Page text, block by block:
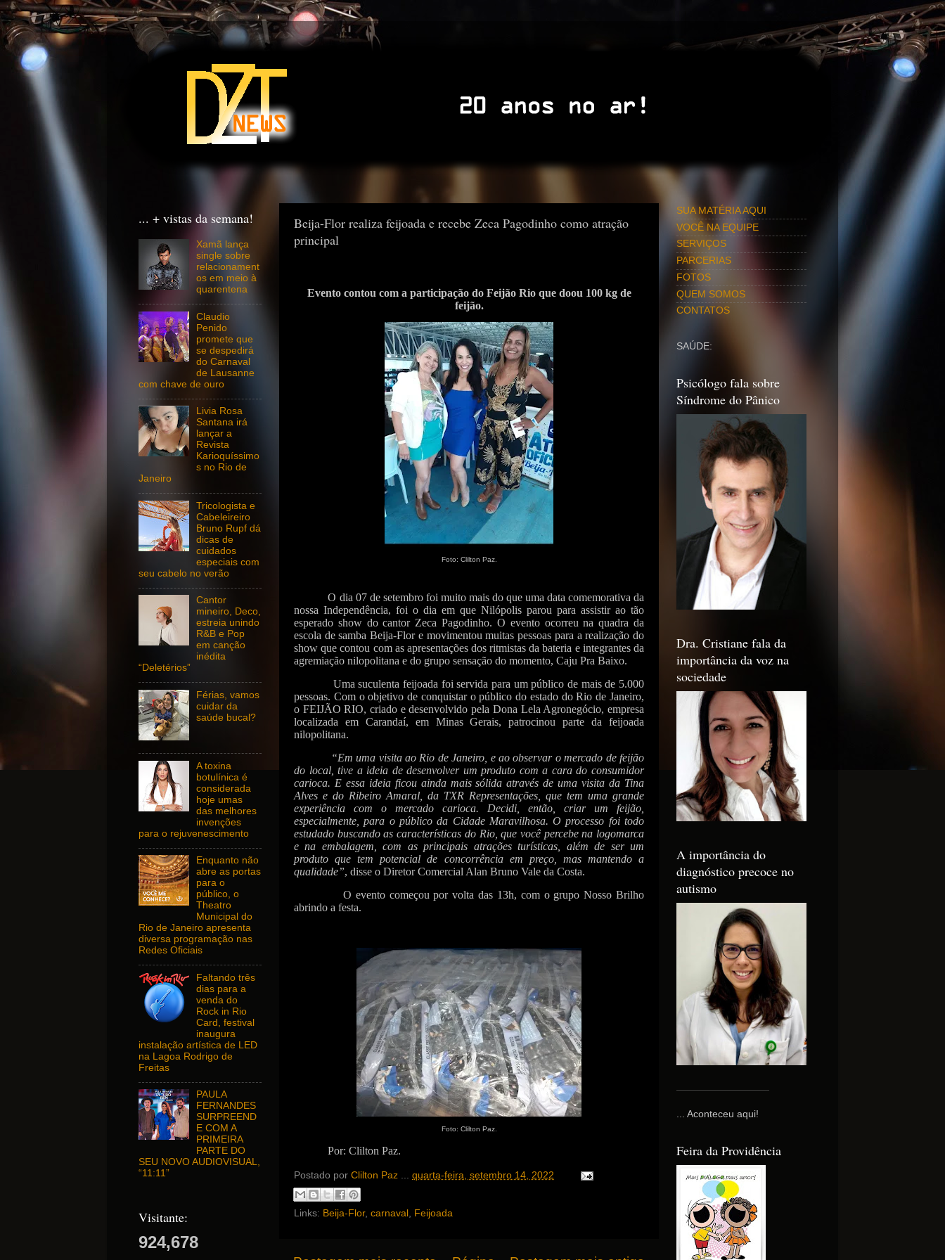
Beija-Flor realiza feijoada e recebe Zeca Pagodinho como atração
principal
Evento contou com a participação do Feijão Rio que doou 100 kg de
feijão.
Foto: Clilton Paz.
O dia 07 de setembro foi muito mais do que uma data comemorativa da
nossa Independência, foi o dia em que Nilópolis parou para assistir ao tão
esperado show do cantor Zeca Pagodinho. O evento ocorreu na quadra da
escola de samba Beija-Flor e movimentou muitas pessoas para a realização do
show que contou com as apresentações dos ritmistas da bateria e integrantes da
agremiação nilopolitana e do grupo sensação do momento, Caju Pra Baixo.
Uma suculenta feijoada foi servida para um público de mais de 5.000
pessoas. Com o objetivo de conquistar o público do estado do Rio de Janeiro,
o FEIJÃO RIO, criado e desenvolvido pela Dona Lela Agronegócio, empresa
localizada em Carandaí, em Minas Gerais, patrocinou parte da feijoada
nilopolitana.
“Em uma visita ao Rio de Janeiro, e ao observar o mercado de feijão
do local, tive a ideia de desenvolver um produto com a cara do consumidor
carioca. E essa ideia ficou ainda mais sólida através de uma visita da Tina
Alves e do Ribeiro Amaral, da TXR Representações, que tem uma grande
experiência com o mercado carioca. Decidi, então, criar um feijão,
especialmente, para o público da Cidade Maravilhosa. O processo foi todo
estudado buscando as características do Rio, que você percebe na logomarca
e na embalagem, com as principais atrações turísticas, além de ser um
produto que tem potencial de concorrência em preço, mas mantendo a
qualidade”, disse o Diretor Comercial Alan Bruno Vale da Costa.
O evento começou por volta das 13h, com o grupo Nosso Brilho
abrindo a festa.
Foto: Clilton Paz.
Por: Clilton Paz.
Postado por Clilton Paz ... quarta-feira, setembro 14, 2022
Links: Beija-Flor, carnaval Feijoada
... + vistas da semana!
Xamã lança
single sobre
relacionament
os em meio à
quarentena
Claudio
Penido
promete que
se despedirá
do Carnaval
de Lausanne
com chave de ouro
Livia Rosa
Santana irá
lançar a
Revista
Karioquíssimo
s no Rio de
Janeiro
Tricologista e
Cabeleireiro
Bruno Rupf dá
dicas de
cuidados
especiais com
seu cabelo no verão
Cantor
mineiro, Deco,
estreia unindo
R&B e Pop
em canção
inédita
“Deletérios”
Férias, vamos
cuidar da
saúde bucal?
A toxina
botulínica é
considerada
hoje umas
das melhores
invenções
para o rejuvenescimento
Enquanto não
abre as portas
para o
público, o
Theatro
Municipal do
Rio de Janeiro apresenta
diversa programação nas
Redes Oficiais
Faltando três
dias para a
venda do
Rock in Rio
Card, festival
inaugura
instalação artística de LED
na Lagoa Rodrigo de
Freitas
PAULA
FERNANDES
SURPREEND
E COM A
PRIMEIRA
PARTE DO
SEU NOVO AUDIOVISUAL,
“11:11”
Visitante:
924,678
SUA MATÉRIA AQUI
VOCÊ NA EQUIPE
SERVIÇOS
PARCERIAS
FOTOS
QUEM SOMOS
CONTATOS
SAÚDE:
Psicólogo fala sobre
Síndrome do Pânico
Dra. Cristiane fala da
importância da voz na
sociedade
A importância do
diagnóstico precoce no
autismo
... Aconteceu aqui!
Feira da Providência